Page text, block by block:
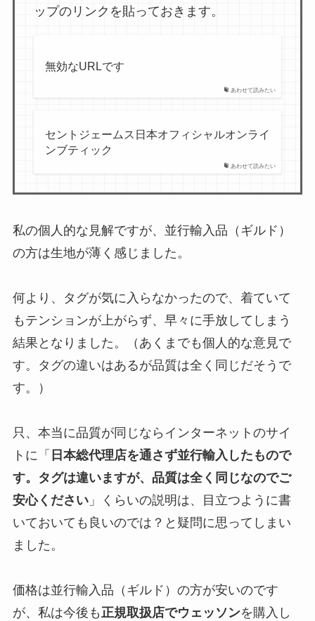
ップのリンクを貼っておきます。
あわせて読みたい
無効なURLです
あわせて読みたい
セントジェームス日本オフィシャルオンライ
ンブティック
私の個人的な見解ですが、並行輸入品（ギルド）
の方は生地が薄く感じました。
何より、タグが気に入らなかったので、着ていて
もテンションが上がらず、早々に手放してしまう
結果となりました。（あくまでも個人的な意見で
す。タグの違いはあるが品質は全く同じだそうで
す。）
只、本当に品質が同じならインターネットのサイ
トに「 日本総代理店を通さず並行輸入したもので
す。タグは違いますが、品質は全く同じなのでご
安心ください」くらいの説明は、目立つように書
いておいても良いのでは？と疑問に思ってしまい
ました。
価格は並行輸入品（ギルド）の方が安いのです
が、私は今後も正規取扱店でウェッソンを購入し